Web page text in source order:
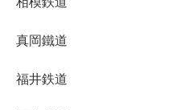
真岡鐵道
福井鉄道